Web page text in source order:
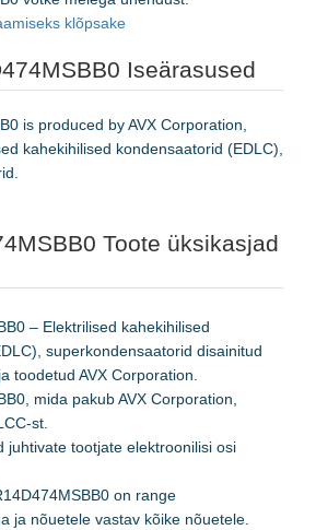
klõpsake
Iseärasused
is produced by AVX Corporation,
kahekihilised kondensaatorid (EDLC),
Toote üksikasjad
– Elektrilised kahekihilised
superkondensaatorid disainitud
toodetud AVX Corporation.
mida pakub AVX Corporation,
st.
juhtivate tootjate elektroonilisi osi
on range
ja nõuetele vastav kõike nõuetele.